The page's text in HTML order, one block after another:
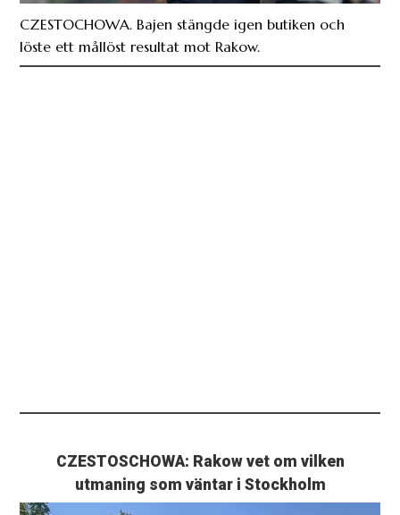
CZESTOCHOWA. Bajen stängde igen butiken och
löste ett mållöst resultat mot Rakow.
CZESTOSCHOWA: Rakow vet om vilken